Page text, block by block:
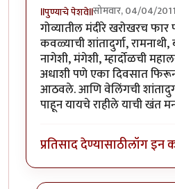
llपुण्याचे पेशवेllसोमवार, 04/04/
गोव्यातील मंदीरे खरोखरच
कवळ्याची शांतादुर्गा, रामनाथी,
नागेशी, मंगेशी, म्हार्दोळची
अधाशी पणे एका दिवसात
आठवले. आणि वेलिंगची
पाहून यायचे राहीले याची खंत
प्रतिसाद देण्यासाठीलॉग इन